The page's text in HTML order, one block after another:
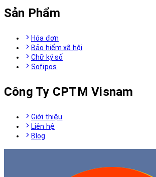
Sản Phẩm
Hóa đơn
Bảo hiểm xã hội
Chữ ký số
Sofipos
Công Ty CPTM Visnam
Giới thiệu
Liên hệ
Blog